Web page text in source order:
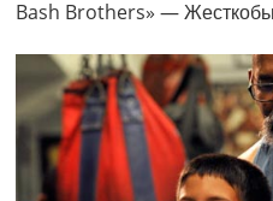
Bash Brothers» —